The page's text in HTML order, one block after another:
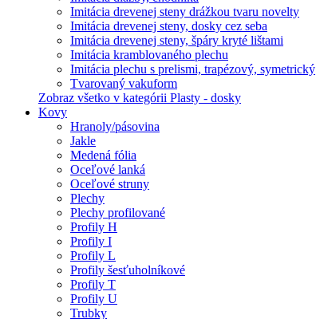
Imitácia drevenej steny drážkou tvaru novelty
Imitácia drevenej steny, dosky cez seba
Imitácia drevenej steny, špáry kryté lištami
Imitácia kramblovaného plechu
Imitácia plechu s prelismi, trapézový, symetrický
Tvarovaný vakuform
Zobraz všetko v kategórii Plasty - dosky
Kovy
Hranoly/pásovina
Jakle
Medená fólia
Oceľové lanká
Oceľové struny
Plechy
Plechy profilované
Profily H
Profily I
Profily L
Profily šesťuholníkové
Profily T
Profily U
Trubky